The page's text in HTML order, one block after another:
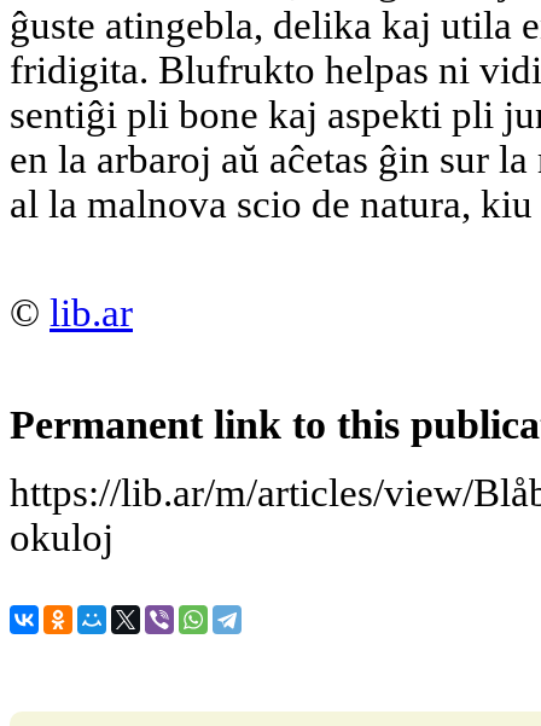
ĝuste atingebla, delika kaj utila
fridigita. Blufrukto helpas ni
sentiĝi pli bone kaj aspekti pli
en la arbaroj aŭ aĉetas ĝin sur
al la malnova scio de natura,
© lib.ar
Permanent link to this
https://lib.ar/m/articles/view/
okuloj